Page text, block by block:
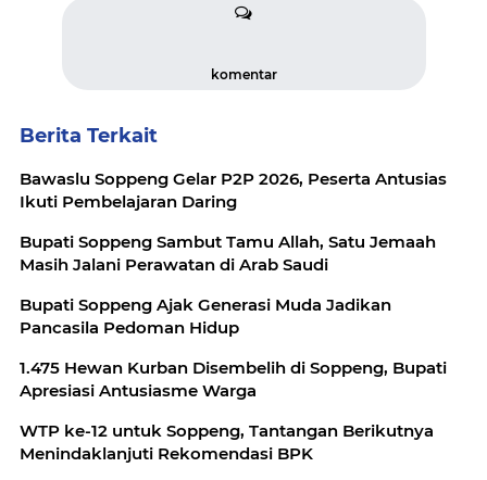
komentar
Berita Terkait
Bawaslu Soppeng Gelar P2P 2026, Peserta Antusias
Ikuti Pembelajaran Daring
Bupati Soppeng Sambut Tamu Allah, Satu Jemaah
Masih Jalani Perawatan di Arab Saudi
Bupati Soppeng Ajak Generasi Muda Jadikan
Pancasila Pedoman Hidup
1.475 Hewan Kurban Disembelih di Soppeng, Bupati
Apresiasi Antusiasme Warga
WTP ke-12 untuk Soppeng, Tantangan Berikutnya
Menindaklanjuti Rekomendasi BPK